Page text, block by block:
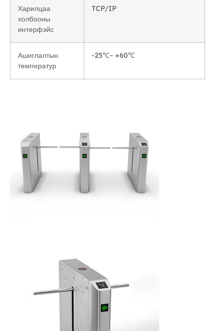
Харилцаа
холбооны
интерфэйс
TCP/IP
Ашиглалтын
температур
-25℃~ +60℃